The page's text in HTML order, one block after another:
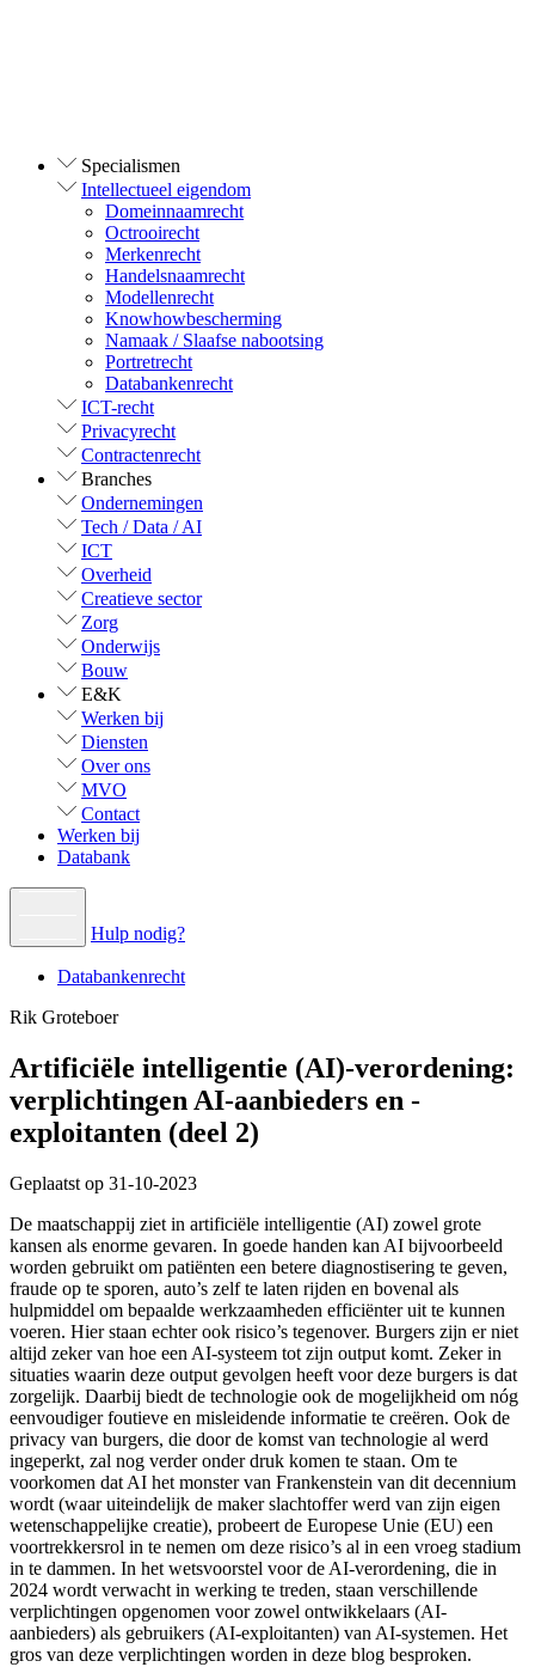
Specialismen
Intellectueel eigendom
Domeinnaamrecht
Octrooirecht
Merkenrecht
Handelsnaamrecht
Modellenrecht
Knowhowbescherming
Namaak / Slaafse nabootsing
Portretrecht
Databankenrecht
ICT-recht
Privacyrecht
Contractenrecht
Branches
Ondernemingen
Tech / Data / AI
ICT
Overheid
Creatieve sector
Zorg
Onderwijs
Bouw
E&K
Werken bij
Diensten
Over ons
MVO
Contact
Werken bij
Databank
Hulp nodig?
Databankenrecht
Rik Groteboer
Artificiële intelligentie (AI)-verordening:
verplichtingen AI-aanbieders en -
exploitanten (deel 2)
Geplaatst op 31-10-2023
De maatschappij ziet in artificiële intelligentie (AI) zowel grote
kansen als enorme gevaren. In goede handen kan AI bijvoorbeeld
worden gebruikt om patiënten een betere diagnostisering te geven,
fraude op te sporen, auto’s zelf te laten rijden en bovenal als
hulpmiddel om bepaalde werkzaamheden efficiënter uit te kunnen
voeren. Hier staan echter ook risico’s tegenover. Burgers zijn er niet
altijd zeker van hoe een AI-systeem tot zijn output komt. Zeker in
situaties waarin deze output gevolgen heeft voor deze burgers is dat
zorgelijk. Daarbij biedt de technologie ook de mogelijkheid om nóg
eenvoudiger foutieve en misleidende informatie te creëren. Ook de
privacy van burgers, die door de komst van technologie al werd
ingeperkt, zal nog verder onder druk komen te staan. Om te
voorkomen dat AI het monster van Frankenstein van dit decennium
wordt (waar uiteindelijk de maker slachtoffer werd van zijn eigen
wetenschappelijke creatie), probeert de Europese Unie (EU) een
voortrekkersrol in te nemen om deze risico’s al in een vroeg stadium
in te dammen. In het wetsvoorstel voor de AI-verordening, die in
2024 wordt verwacht in werking te treden, staan verschillende
verplichtingen opgenomen voor zowel ontwikkelaars (AI-
aanbieders) als gebruikers (AI-exploitanten) van AI-systemen. Het
gros van deze verplichtingen worden in deze blog besproken.